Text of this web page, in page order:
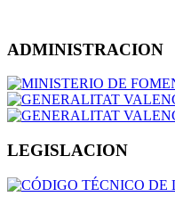
ADMINISTRACION
LEGISLACION